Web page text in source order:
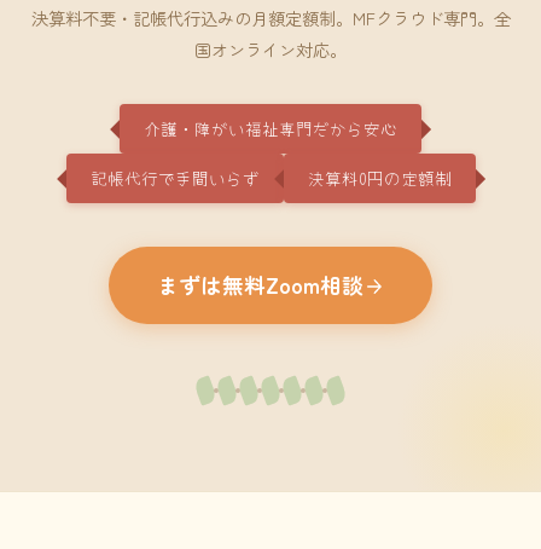
決算料不要・記帳代行込みの月額定額制。MFクラウド専門。全
国オンライン対応。
介護・障がい福祉専門だから安心
記帳代行で手間いらず 決算料0円の定額制
まずは無料Zoom相談